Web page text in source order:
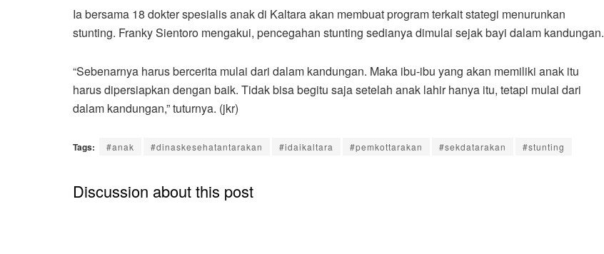
Ia bersama 18 dokter spesialis anak di Kaltara akan membuat program terkait stategi menurunkan
stunting. Franky Sientoro mengakui, pencegahan stunting sedianya dimulai sejak bayi dalam kandungan.
“Sebenarnya harus bercerita mulai dari dalam kandungan. Maka ibu-ibu yang akan memiliki anak itu
harus dipersiapkan dengan baik. Tidak bisa begitu saja setelah anak lahir hanya itu, tetapi mulai dari
dalam kandungan,” tuturnya. (jkr)
Tags: #anak #dinaskesehatantarakan #idaikaltara #pemkottarakan #sekdatarakan #stunting
Discussion about this post